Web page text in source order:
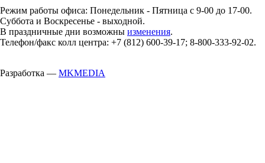
Режим работы офиса: Понедельник - Пятница с 9-00 до 17-00.
Суббота и Воскресенье - выходной.
В праздничные дни возможны изменения.
Телефон/факс колл центра: +7 (812) 600-39-17; 8-800-333-92-02.
Разработка — MKMEDIA